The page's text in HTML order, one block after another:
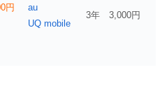
円
au
UQ mobile
3年 3,000円